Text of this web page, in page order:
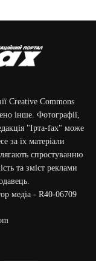
Creative Commons
інше. Фотографії,
"Ірта-fax" може
за їх матеріали
спростуванню
та зміст реклами
медіа - R40-06709